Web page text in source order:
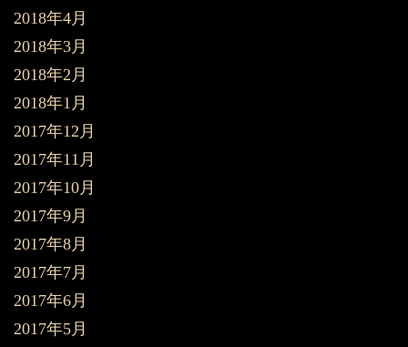
2018年4月
2018年3月
2018年2月
2018年1月
2017年12月
2017年11月
2017年10月
2017年9月
2017年8月
2017年7月
2017年6月
2017年5月